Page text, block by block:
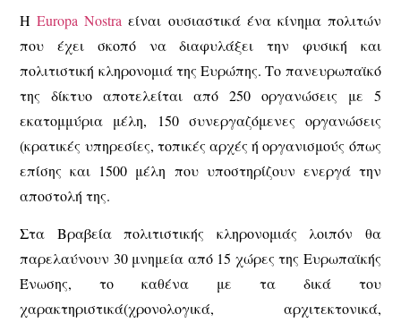
ΗEuropa Nostra είναι ουσιαστικά ένα κίνημα πολιτών
που έχει σκοπό να διαφυλάξει την φυσική και
πολιτιστική κληρονομιά της Ευρώπης. Το πανευρωπαϊκό
της δίκτυο αποτελείται από 250 οργανώσεις με 5
εκατομμύρια μέλη, 150 συνεργαζόμενες οργανώσεις
(κρατικές υπηρεσίες, τοπικές αρχές ή οργανισμούς όπως
επίσης και 1500 μέλη που υποστηρίζουν ενεργά την
αποστολή της.
Στα Βραβεία πολιτιστικής κληρονομιάς λοιπόν θα
παρελαύνουν 30 μνημεία από 15 χώρες της Ευρωπαϊκής
Ένωσης, το καθένα με τα δικά του
χαρακτηριστικά(χρονολογικά, αρχιτεκτονικά,